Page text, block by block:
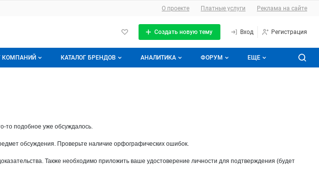
О сайте
О проекте Платные услуги Реклама на сайте
Создать новую тему Вход Регистрация
КОМПАНИЙ
размещение
КАТАЛОГ БРЕНДОВ АНАЛИТИКА ФОРУМ ЕЩЕ
то подобное уже обсуждалось.
обсуждения. Проверьте наличие орфографических ошибок.
Также необходимо приложить ваше удостоверение личности для подтверждения (будет